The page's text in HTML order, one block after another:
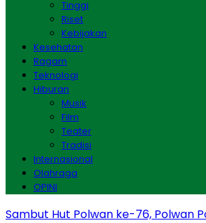
Tinggi
Riset
Kebijakan
Kesehatan
Ragam
Teknologi
Hiburan
Musik
Film
Teater
Tradisi
Internasional
Olahraga
OPINI
Sambut Hut Polwan ke-76, Polwan